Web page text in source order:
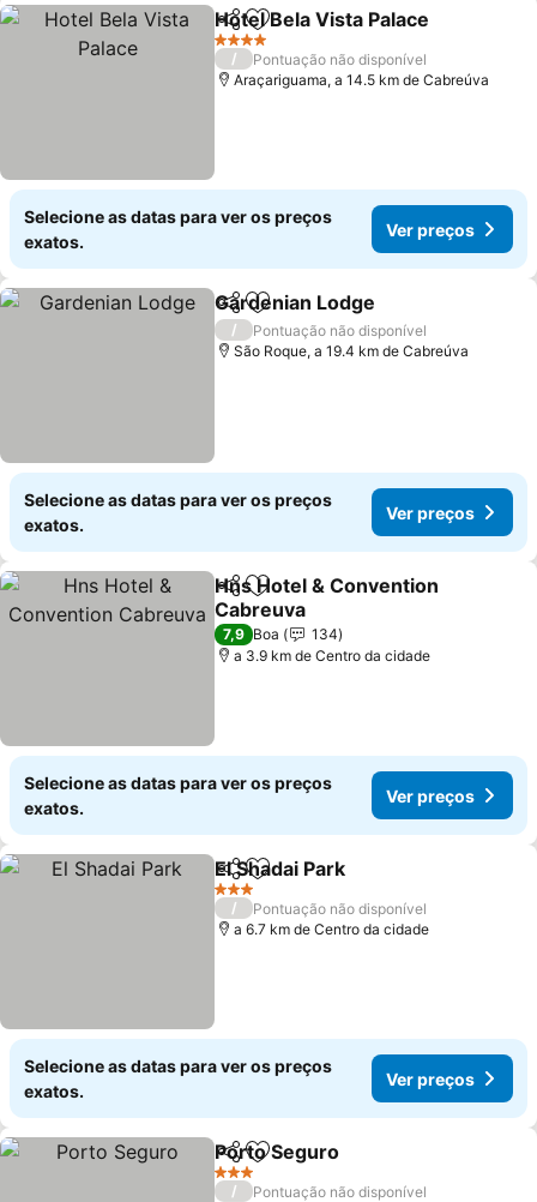
PartilharAdicionar aos favoritos
Hotel Bela Vista Palace
4 Estrelas
/
Pontuação não disponível
Araçariguama, a 14.5 km de Cabreúva
Selecione as datas para ver os preços
exatos.
Ver preços
PartilharAdicionar aos favoritos
Gardenian Lodge
/
Pontuação não disponível
São Roque, a 19.4 km de Cabreúva
Selecione as datas para ver os preços
exatos.
Ver preços
PartilharAdicionar aos favoritos
Hns Hotel & Convention
Cabreuva
7,9 Boa
134
a 3.9 km de Centro da cidade
Selecione as datas para ver os preços
exatos.
Ver preços
PartilharAdicionar aos favoritos
El Shadai Park
3 Estrelas
/
Pontuação não disponível
a 6.7 km de Centro da cidade
Selecione as datas para ver os preços
exatos.
Ver preços
PartilharAdicionar aos favoritos
Porto Seguro
3 Estrelas
/
Pontuação não disponível